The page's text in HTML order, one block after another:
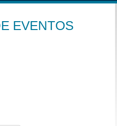
EVENTOS